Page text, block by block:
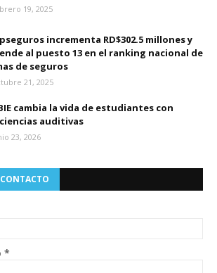
19, 2025
incrementa RD$302.5 millones y
al puesto 13 en el ranking nacional de
de seguros
21, 2025
cambia la vida de estudiantes con
auditivas
23, 2026
*